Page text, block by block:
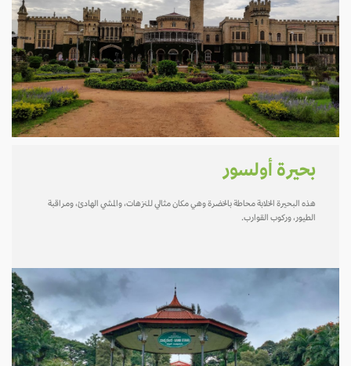
بحيرة أولسور
هذه البحيرة الخلابة محاطة بالخضرة وهي مكان مثالي للنزهات، والمشي الهادئ، ومراقبة
الطيور، وركوب القوارب.